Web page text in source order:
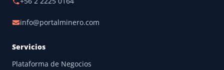
info@portalminero.com
Servicios
Plataforma de Negocios